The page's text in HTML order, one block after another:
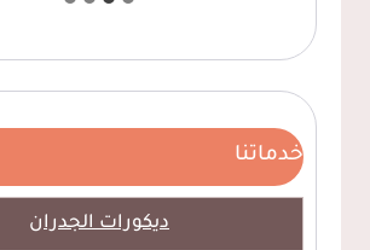
خدماتنا
ديكورات الجدران